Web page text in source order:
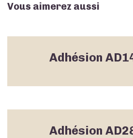
Vous aimerez aussi
Adhésion
Adhésion